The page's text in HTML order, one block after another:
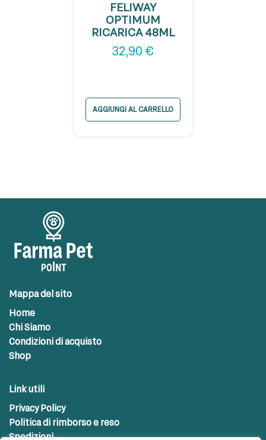
FELIWAY
OPTIMUM
RICARICA 48ML
32,90 €
AGGIUNGI AL CARRELLO
Mappa del sito
Home
Chi Siamo
Condizioni di acquisto
Shop
Link utili
Privacy Policy
Politica di rimborso e reso
Spedizioni